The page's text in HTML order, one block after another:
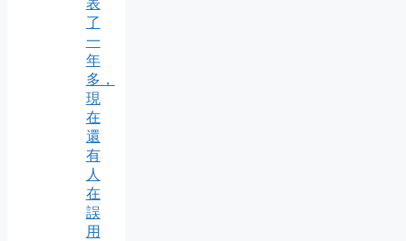
了
一
年
多，
現
在
還
有
人
在
誤
用